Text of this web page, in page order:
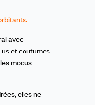
avec
et coutumes
modus
elles ne